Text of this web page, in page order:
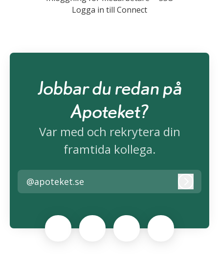
Logga in till Connect
Jobbar du redan på
Apoteket?
Var med och rekrytera din
framtida kollega.
@apoteket.se